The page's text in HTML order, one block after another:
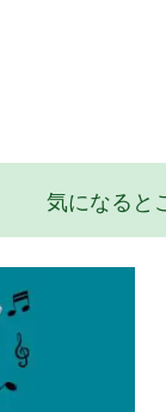
気になると